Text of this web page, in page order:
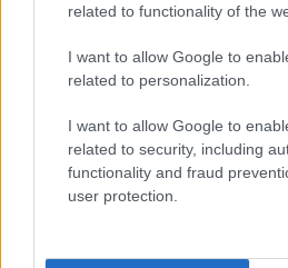
related to functionality of the
I want to allow Google to
related to personalization.
I want to allow Google to
related to security, including
functionality and fraud
user protection.
trattamento dati
personali
*